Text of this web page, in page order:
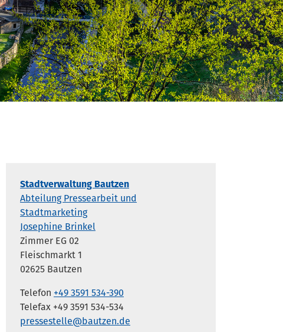
Stadtverwaltung Bautzen
Abteilung Pressearbeit und
Stadtmarketing
Josephine Brinkel
Zimmer EG 02
Fleischmarkt 1
02625 Bautzen
Telefon +49 3591 534-390
Telefax +49 3591 534-534
pressestelle@bautzen.de